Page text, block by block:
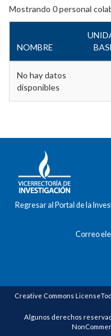
Mostrando 0personal
NOMBRE
No hay datos
disponibles
Regresar al Portal de la
Correo
Creative Commons
Algunos derechos